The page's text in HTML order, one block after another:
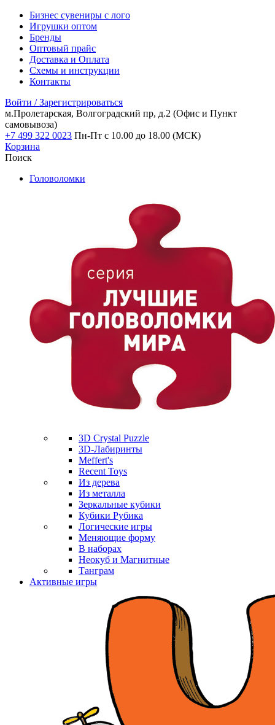
Бизнес сувениры с лого
Игрушки оптом
Бренды
Оптовый прайс
Доставка и Оплата
Схемы и инструкции
Контакты
Войти / Зарегистрироваться
м.Пролетарская, Волгоградский пр, д.2 (Офис и Пункт
самовывоза)
+7 499 322 0023 Пн-Пт с 10.00 до 18.00 (МСК)
Корзина
Поиск
Головоломки
3D Crystal Puzzle
3D-Лабиринты
Meffert's
Recent Toys
Из дерева
Из металла
Зеркальные кубики
Кубики Рубика
Логические игры
Меняющие форму
В наборах
Неокуб и Магнитные
Танграм
Активные игры